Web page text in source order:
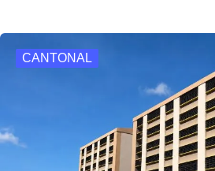
o
o
d
o
CANTONAL